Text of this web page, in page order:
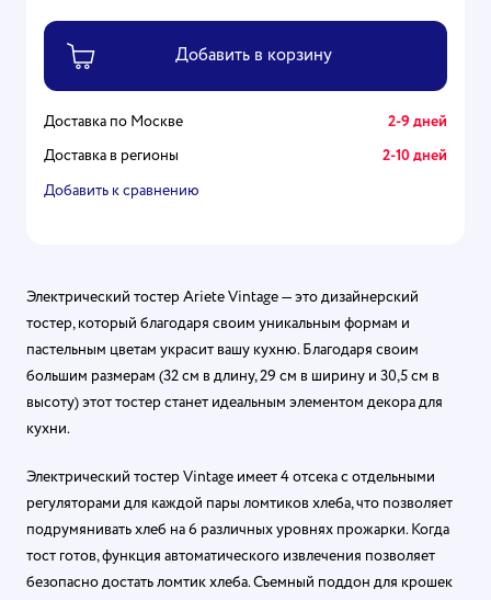
Доставка по Москве 2-9 дней
Доставка в регионы 2-10 дней
Добавить к сравнению
Электрический тостер Ariete Vintage — это дизайнерский
тостер, который благодаря своим уникальным формам и
пастельным цветам украсит вашу кухню. Благодаря своим
большим размерам (32 см в длину, 29 см в ширину и 30,5 см в
высоту) этот тостер станет идеальным элементом декора для
кухни.
Электрический тостер Vintage имеет 4 отсека с отдельными
регуляторами для каждой пары ломтиков хлеба, что позволяет
подрумянивать хлеб на 6 различных уровнях прожарки. Когда
тост готов, функция автоматического извлечения позволяет
безопасно достать ломтик хлеба. Съемный поддон для крошек